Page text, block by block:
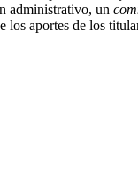
administrativo, un
los aportes de los